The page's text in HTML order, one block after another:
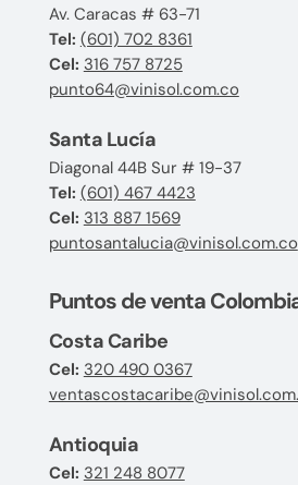
Av. Caracas # 63-71
Tel: (601) 702 8361
Cel: 316 757 8725
punto64@vinisol.com.co
Santa Lucía
Diagonal 44B Sur # 19-37
Tel: (601) 467 4423
Cel: 313 887 1569
puntosantalucia@vinisol.com.co
Puntos de venta
Costa Caribe
Cel: 320 490 0367
Antioquia
Cel: 321 248 8077